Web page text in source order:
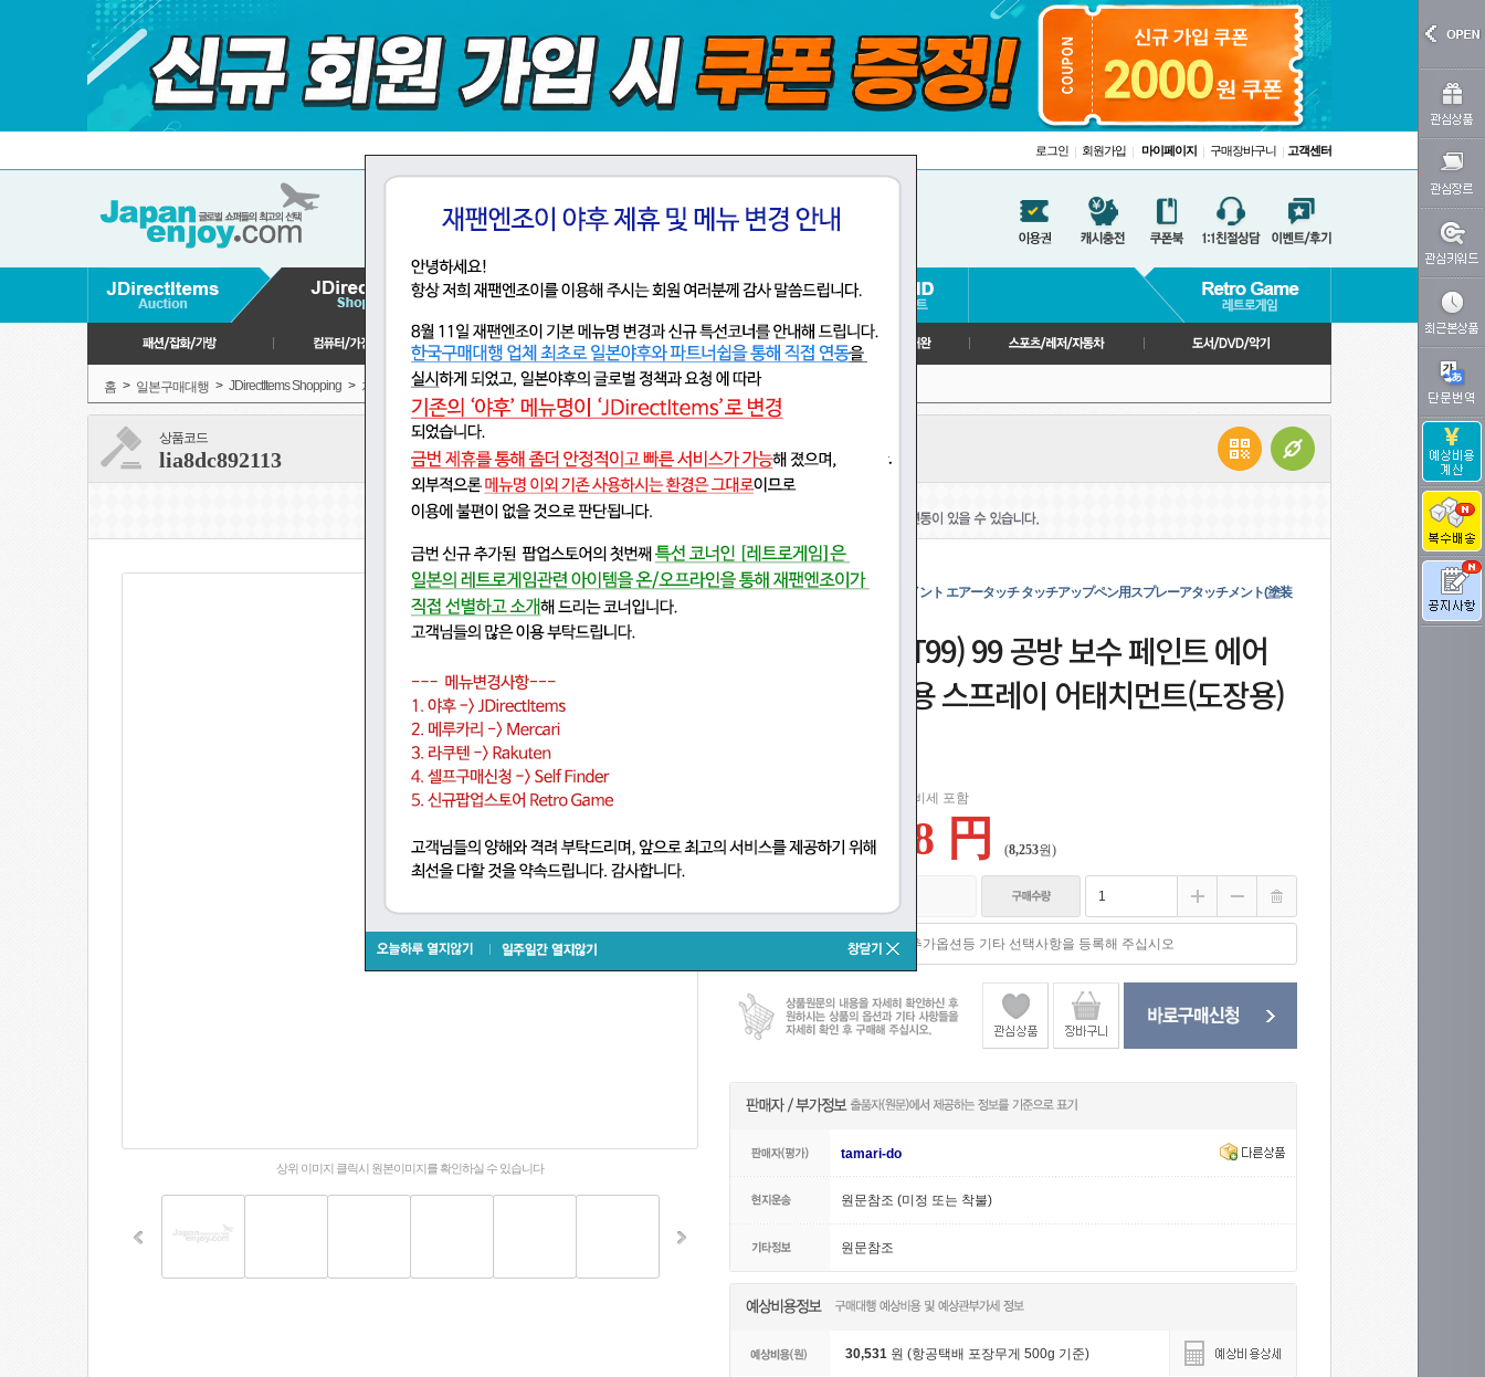
로그인 | 회원가입 | 마이페이지 | 구매장바구니 | 고객센터
홈 > 일본구매대행 > JDirectItems Shopping > 자동차,오토바이 용품 > 오토바이 > 유지 보수 용품 > 기타 관리 용품
상품코드
lia8dc892113
상위 이미지 클릭시 원본이미지를 확인하실 수 있습니다
ソフト99(SOFT99) 99工房 補修ペイント エアータッチ タッチアップペン用スプレーアタッチメント(塗装
소프트 99(SOFT99) 99 공방 보수 페인트 에어
터치 터치 업 펜용 스프레이 어태치먼트(도장용)
일본 소비세 포함
878 円 (8,253원)
tamari-do
원문참조 (미정 또는 착불)
원문참조
30,531 원 (항공택배 포장무게 500g 기준)